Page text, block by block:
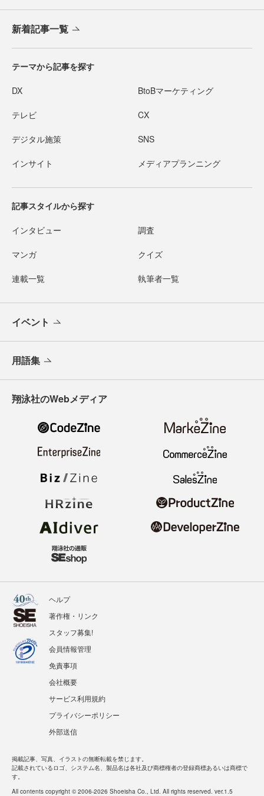
新着記事一覧
テーマから記事を探す
DX BtoBマーケティング
テレビ CX
デジタル施策 SNS
インサイト メディアプランニング
記事スタイルから探す
インタビュー 調査
マンガ クイズ
連載一覧 執筆者一覧
イベント
用語集
翔泳社のWebメディア
ヘルプ
著作権・リンク
スタッフ募集!
会員情報管理
免責事項
会社概要
サービス利用規約
プライバシーポリシー
外部送信
掲載記事、写真、イラストの無断転載を禁じます。
記載されているロゴ、システム名、製品名は各社及び商標権者の登録商標あるいは商標で
す。
All contents copyright © 2006-2026 Shoeisha Co., Ltd. All rights reserved. ver.1.5